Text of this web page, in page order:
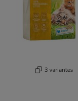
3 variantes